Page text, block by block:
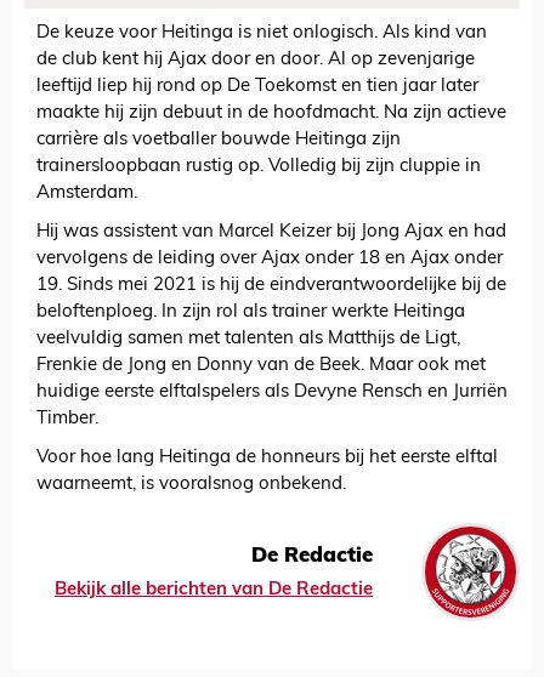
De keuze voor Heitinga is niet onlogisch. Als kind van
de club kent hij Ajax door en door. Al op zevenjarige
leeftijd liep hij rond op De Toekomst en tien jaar later
maakte hij zijn debuut in de hoofdmacht. Na zijn actieve
carrière als voetballer bouwde Heitinga zijn
trainersloopbaan rustig op. Volledig bij zijn cluppie in
Amsterdam.
Hij was assistent van Marcel Keizer bij Jong Ajax en had
vervolgens de leiding over Ajax onder 18 en Ajax onder
19. Sinds mei 2021 is hij de eindverantwoordelijke bij de
beloftenploeg. In zijn rol als trainer werkte Heitinga
veelvuldig samen met talenten als Matthijs de Ligt,
Frenkie de Jong en Donny van de Beek. Maar ook met
huidige eerste elftalspelers als Devyne Rensch en Jurriën
Timber.
Voor hoe lang Heitinga de honneurs bij het eerste elftal
waarneemt, is vooralsnog onbekend.
De Redactie
Bekijk alle berichten van De Redactie